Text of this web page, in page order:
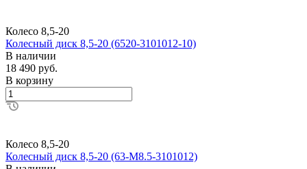
Колесо 8,5-20
Колесный диск 8,5-20 (6520-3101012-10)
В наличии
18 490 руб.
В корзину
Колесо 8,5-20
Колесный диск 8,5-20 (63-М8.5-3101012)